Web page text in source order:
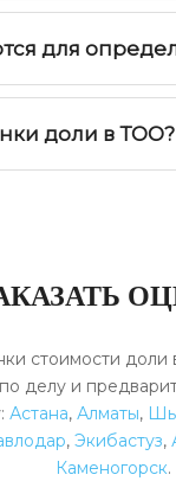
для
доли в ТОО?
стоимости
делу и
Астана,Алматы,
,Экибастуз,
Каменогорск.